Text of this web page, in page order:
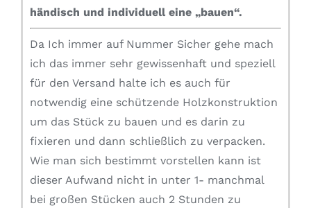
händisch und individuell eine „bauen“.
Da Ich immer auf Nummer Sicher gehe mach
ich das immer sehr gewissenhaft und speziell
für den Versand halte ich es auch für
notwendig eine schützende Holzkonstruktion
um das Stück zu bauen und es darin zu
fixieren und dann schließlich zu verpacken.
Wie man sich bestimmt vorstellen kann ist
dieser Aufwand nicht in unter 1- manchmal
bei großen Stücken auch 2 Stunden zu